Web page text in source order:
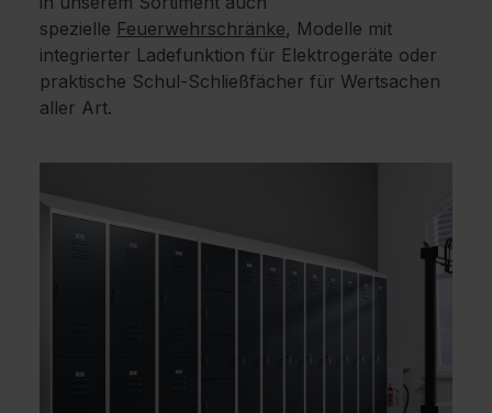
spezielle Feuerwehrschränke, Modelle mit
integrierter Ladefunktion für Elektrogeräte oder
praktische Schul-Schließfächer für Wertsachen
aller Art.